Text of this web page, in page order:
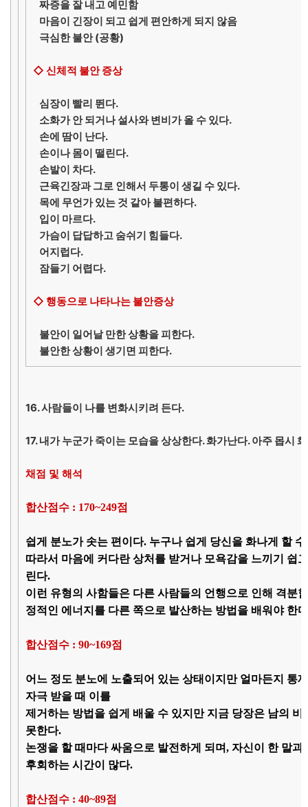
짜증을 잘 내고 예민함
마음이 긴장이 되고 쉽게 편안하게 되지 않음
극심한 불안 (공황)
◇ 신체적 불안 증상
심장이 빨리 뛴다.
소화가 안 되거나 설사와 변비가 올 수 있다.
손에 땀이 난다.
손이나 몸이 떨린다.
손발이 차다.
근육긴장과 그로 인해서 두통이 생길 수 있다.
목에 무언가 있는 것 같아 불편하다.
입이 마르다.
가슴이 답답하고 숨쉬기 힘들다.
어지럽다.
잠들기 어렵다.
◇ 행동으로 나타나는 불안증상
불안이 일어날 만한 상황을 피한다.
불안한 상황이 생기면 피한다.
16. 사람들이 나를 변화시키려 든다.
17. 내가 누군가 죽이는 모습을 상상한다. 화가난다. 아주 몹시
채점 및 해석
합산점수 : 170~249점
쉽게 분노가 솟는 편이다. 누구나 쉽게 당신을 화나게 할
따라서 마음에 커다란 상처를 받거나 모욕감을 느끼기 쉽
린다.
이런 유형의 사함들은 다른 사람들의 언행으로 인해 격분
정적인 에너지를 다른 쪽으로 발산하는 방법을 배워야 한
합산점수 : 90~169점
어느 정도 분노에 노출되어 있는 상태이지만 얼마든지 통
자극 받을 때 이를
제거하는 방법을 쉽게 배울 수 있지만 지금 당장은 남의 비
못한다.
논쟁을 할 때마다 싸움으로 발전하게 되며, 자신이 한 말과
후회하는 시간이 많다.
합산점수 : 40~89점